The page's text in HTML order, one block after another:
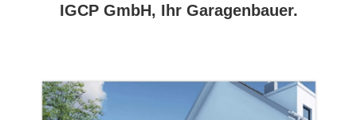
IGCP GmbH, Ihr Garagenbauer.